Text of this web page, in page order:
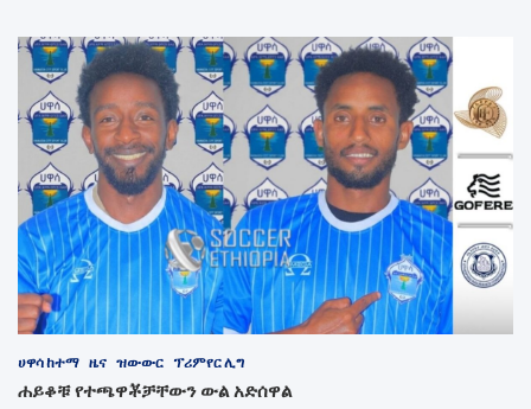
ሀዋሳ ከተማ ዜና ዝውውር ፕሪምየር ሊግ
ሐይቆቹ የተጫዋቾቻቸውን ውል አድሰዋል